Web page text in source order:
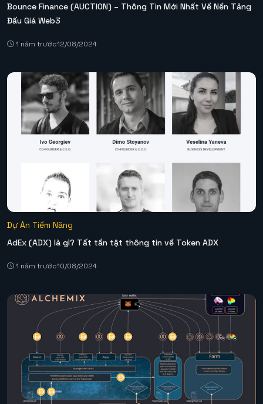
Bounce Finance (AUCTION) – Thông Tin Mới Nhất Về Nền Tảng
Đấu Giá Web3
1 năm trước12/08/2024
Dự Án Tiềm Năng
AdEx (ADX) là gì? Tất tần tật thông tin về Token ADX
1 năm trước10/08/2024